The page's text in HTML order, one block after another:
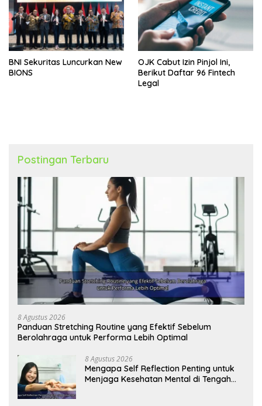
BNI Sekuritas Luncurkan New
BIONS
OJK Cabut Izin Pinjol Ini,
Berikut Daftar 96 Fintech
Legal
Postingan Terbaru
8 Agustus 2026
Panduan Stretching Routine yang Efektif Sebelum
Berolahraga untuk Performa Lebih Optimal
8 Agustus 2026
Mengapa Self Reflection Penting untuk
Menjaga Kesehatan Mental di Tengah